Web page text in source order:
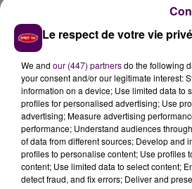
percuté une
effectué plusieurs tonneaux.
gendarmes sont intervenus. La
coupée.La conductrice,
héliportée à Tours au CHU
passagers, plus légèrement
dans les hôpitaux de Blois et de
Lanthenay. Le trafic a pu
Le respect de votre vie
We and our (447) partnersdo the following
your consent and/or our legitimate interest:
information on a device; Use limited data to
profiles for personalised advertising; Use
advertising; Measure advertising
performance; Understand audiences
of data from different sources; Develop and
profiles to personalise content; Use profiles
content; Use limited data to select content;
detect fraud, and fix errors; Deliver and